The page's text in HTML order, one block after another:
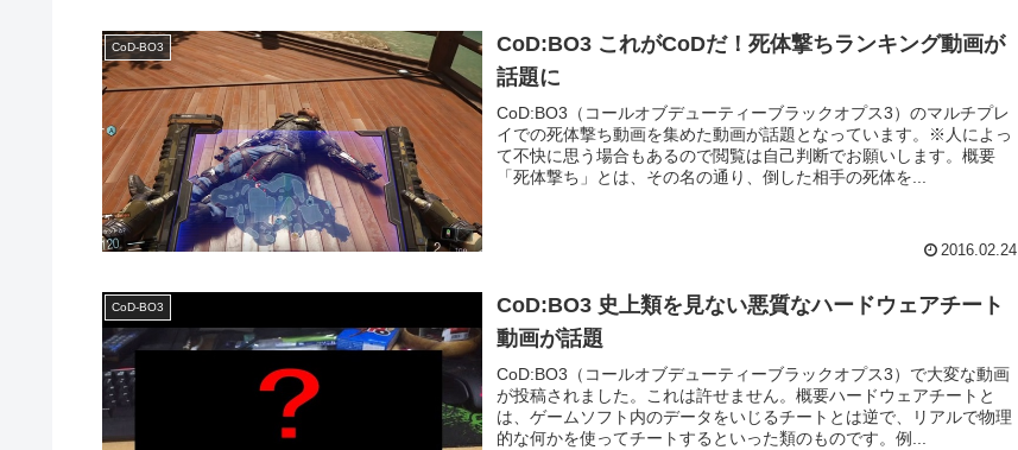
CoD-BO3
CoD:BO3 これがCoDだ！死体撃ちランキング動画が
話題に
CoD:BO3（コールオブデューティーブラックオプス3）のマルチプレ
イでの死体撃ち動画を集めた動画が話題となっています。※人によっ
て不快に思う場合もあるので閲覧は自己判断でお願いします。概要
「死体撃ち」とは、その名の通り、倒した相手の死体を...
2016.02.24
CoD-BO3
CoD:BO3 史上類を見ない悪質なハードウェアチート
動画が話題
CoD:BO3（コールオブデューティーブラックオプス3）で大変な動画
が投稿されました。これは許せません。概要ハードウェアチートと
は、ゲームソフト内のデータをいじるチートとは逆で、リアルで物理
的な何かを使ってチートするといった類のものです。例...